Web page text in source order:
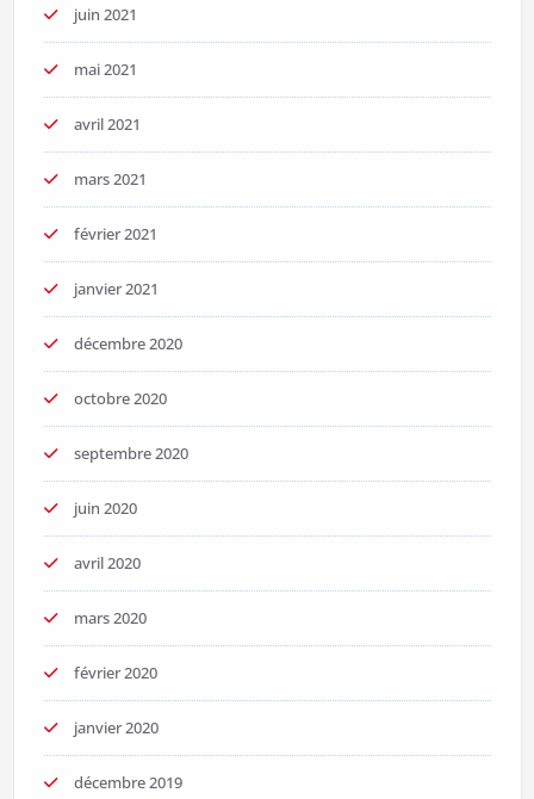
juin 2021
mai 2021
avril 2021
mars 2021
février 2021
janvier 2021
décembre 2020
octobre 2020
septembre 2020
juin 2020
avril 2020
mars 2020
février 2020
janvier 2020
décembre 2019